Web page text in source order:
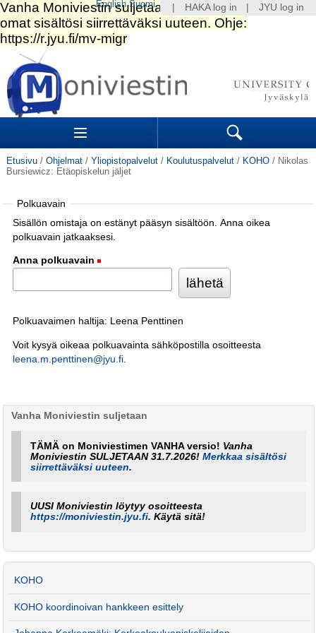
Siirry
sisältöön.
|
Siirry
navigointiin
Sections Search
Etusivu / Ohjelmat / Yliopistopalvelut / Koulutuspalvelut / KOHO / Nikolas
Bursiewicz: Etäopiskelun jäljet
Polkuavain
Sisällön omistaja on estänyt pääsyn sisältöön. Anna oikea
polkuavain jatkaaksesi.
Anna polkuavain
Polkuavaimen haltija: Leena Penttinen
Voit kysyä oikeaa polkuavainta sähköpostilla osoitteesta
leena.m.penttinen@jyu.fi.
Vanha Moniviestin suljetaan
TÄMÄ on Moniviestimen VANHA versio! Vanha
Moniviestin SULJETAAN 31.7.2026!Merkkaa sisältösi
siirrettäväksi uuteen.
UUSI Moniviestin löytyy osoitteesta
https://moniviestin.jyu.fi. Käytä sitä!
KOHO
KOHO koordinoivan hankkeen esittely
HAKA log in JYU log in
English Suomi